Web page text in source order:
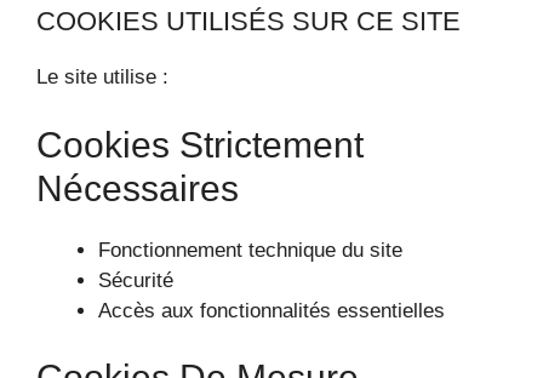
COOKIES UTILISÉS SUR CE SITE
Le site utilise :
Cookies Strictement
Nécessaires
Fonctionnement technique du site
Sécurité
Accès aux fonctionnalités essentielles